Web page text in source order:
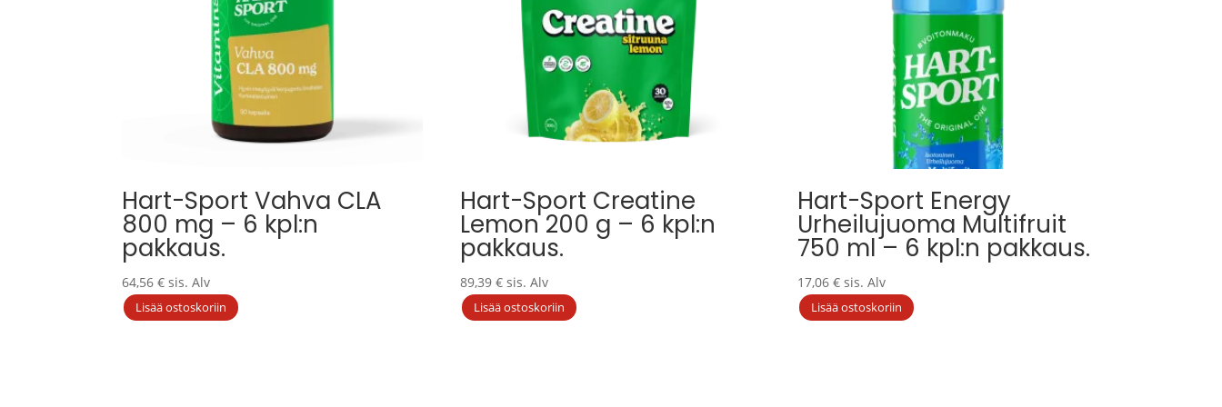
Hart-Sport Vahva CLA
800 mg – 6 kpl:n
pakkaus.
64,56€ sis. Alv
Lisää ostoskoriin
Hart-Sport Creatine
Lemon 200 g – 6 kpl:n
pakkaus.
89,39 € sis. Alv
Lisää ostoskoriin
Hart-Sport Energy
Urheilujuoma Multifruit
750 ml – 6 kpl:n pakkaus.
17,06€ sis. Alv
Lisää ostoskoriin